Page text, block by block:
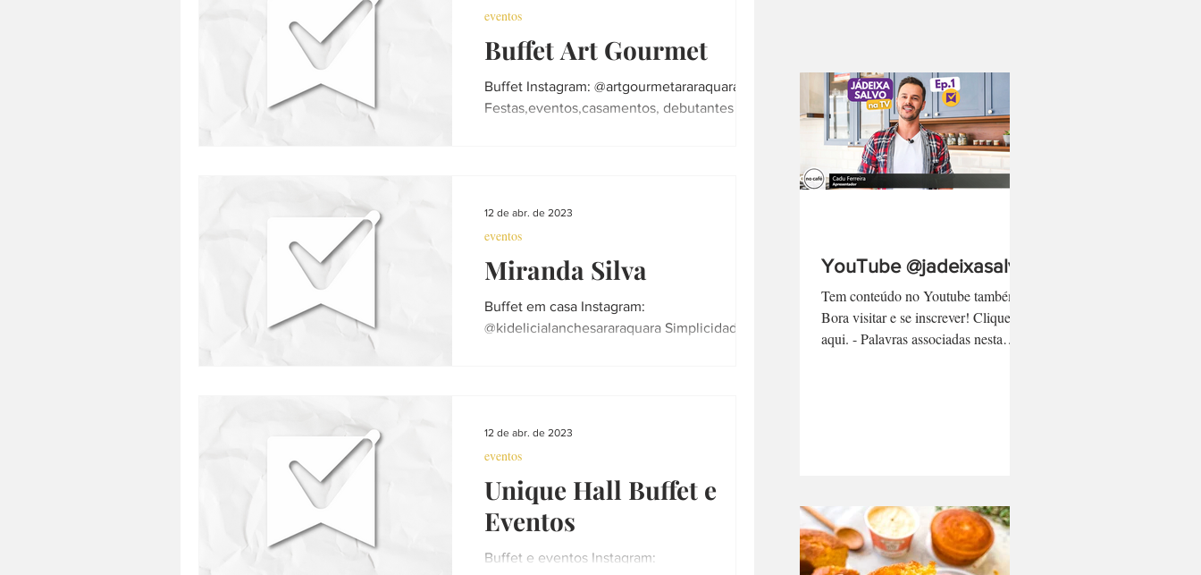
pet sobremesa loja colaborativa
culinária internacional árabe
comida japonesa churrasco decoração
Buffet Art Gourmet
Buffet Instagram: @artgourmetararaquara
Festas,eventos,casamentos, debutantes e
eventos
Miranda Silva
Buffet em casa Instagram:
@kidelicialanchesararaquara Simplicidade
eventos
12 de abr. de 2023
Unique Hall Buffet e
Eventos
Buffet e eventos Instagram:
eventos
12 de abr. de 2023
YouTube @jadeixasalvo
Tem conteúdo no Youtube também!
Bora visitar e se inscrever! Clique
aqui. - Palavras associadas nesta